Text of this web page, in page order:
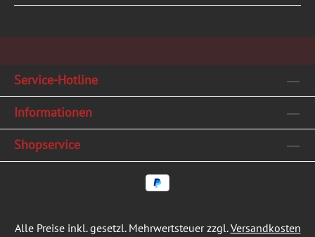
Service-Hotline
Informationen
Shopservice
Alle Preise inkl. gesetzl. Mehrwertsteuer zzgl.Versandkosten